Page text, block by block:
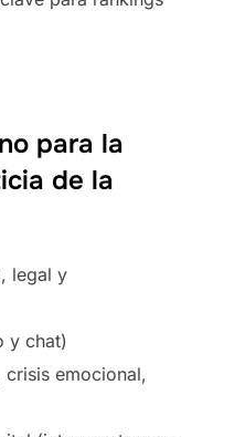
para la
de la
legal y
y chat)
emocional,